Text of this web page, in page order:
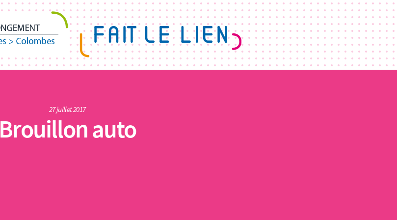
27 juillet 2017
Brouillon auto